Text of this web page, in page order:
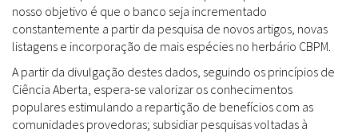
nosso objetivo é que o banco seja incrementado
constantemente a partir da pesquisa de novos artigos, novas
listagens e incorporação de mais espécies no herbário CBPM.
A partir da divulgação destes dados, seguindo os princípios de
Ciência Aberta, espera-se valorizar os conhecimentos
populares estimulando a repartição de benefícios com as
comunidades provedoras; subsidiar pesquisas voltadas à